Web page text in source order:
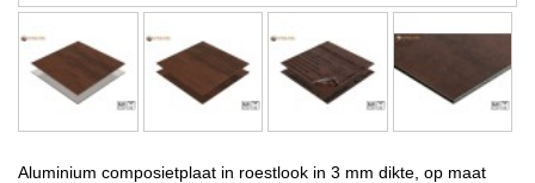
Aluminium composietplaat in roestlook in 3 mm dikte, op maat